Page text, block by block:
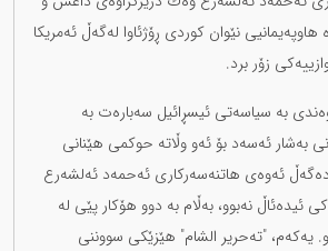
هاوپەیمانیی نێوان كوردی ڕۆژئاوا لەگەڵ ئەمریكا
زۆر برد.
بە سیاسەتی ئیسڕائیل سەبارەت بە
بەشار ئەسەد بۆ ئەو وڵاتە حوكمی هێنانی
ئەوەی هاتنەسەركاری ئەحمەد ئەلشەرع
ئیدەئاڵ نەبوو، بەڵام بە دوو هۆكار پێی لە
یەكەم، "تەحریر الشام" هێزێكی سووننی